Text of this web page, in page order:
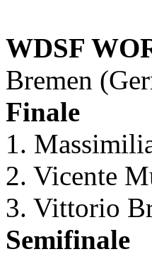
WDSF
Bremen
Finale
1.
2. Vicente
3. Vittorio
Semifinale